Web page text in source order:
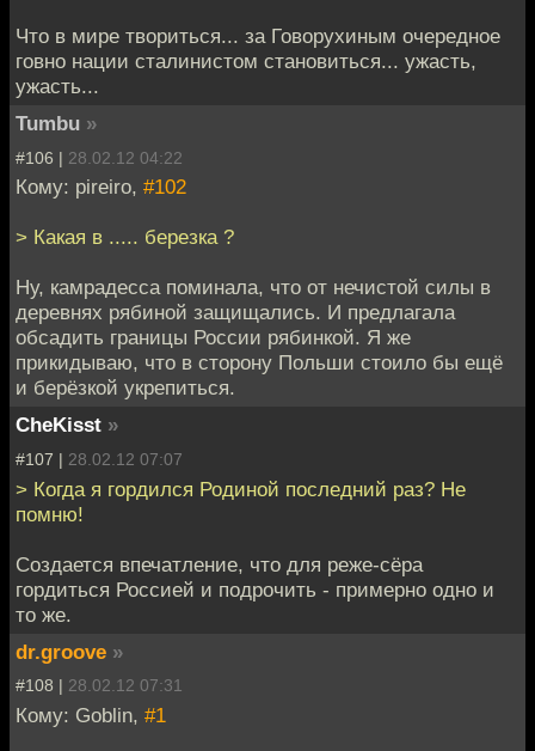
Что в мире твориться... за Говорухиным очередное
говно нации сталинистом становиться... ужасть,
ужасть...
Tumbu »
#106 | 28.02.12 04:22
Кому: pireiro, #102
> Какая в ..... березка ?
Ну, камрадесса поминала, что от нечистой силы в
деревнях рябиной защищались. И предлагала
обсадить границы России рябинкой. Я же
прикидываю, что в сторону Польши стоило бы ещё
и берёзкой укрепиться.
CheKisst »
#107 | 28.02.12 07:07
> Когда я гордился Родиной последний раз? Не
помню!
Создается впечатление, что для реже-сёра
гордиться Россией и подрочить - примерно одно и
то же.
dr.groove »
#108 | 28.02.12 07:31
Кому: Goblin, #1